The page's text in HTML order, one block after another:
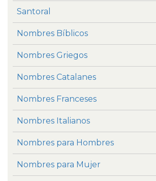
Santoral
Nombres Bíblicos
Nombres Griegos
Nombres Catalanes
Nombres Franceses
Nombres Italianos
Nombres para Hombres
Nombres para Mujer